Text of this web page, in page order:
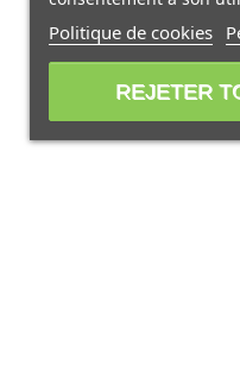
Politique de cookies
REJETER